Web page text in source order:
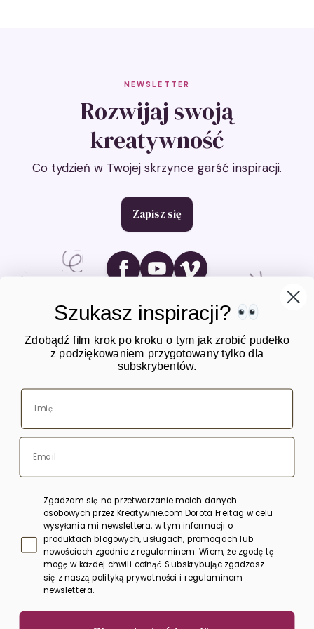
NEWSLETTER
Rozwijaj swoją
kreatywność
Co tydzień w Twojej skrzynce garść inspiracji.
Zapisz się
Ikona social media
Ikona social media
Ikona social media
Kursy online
Bony upominkowe
Polityka prywatności
Regulamin
Szukasz inspiracji?
Zdobądź film krok po kroku o tym jak zrobić pudełko
z podziękowaniem przygotowany tylko dla
subskrybentów.
Zgadzam się na przetwarzanie moich danych
osobowych przez Kreatywnie.com Dorota Freitag w celu
wysyłania mi newslettera, w tym informacji o
produktach blogowych, usługach, promocjach lub
nowościach zgodnie z regulaminem. Wiem, że zgodę tę
mogę w każdej chwili cofnąć. Subskrybując zgadzasz
się z naszą polityką prywatności i regulaminem
newslettera.